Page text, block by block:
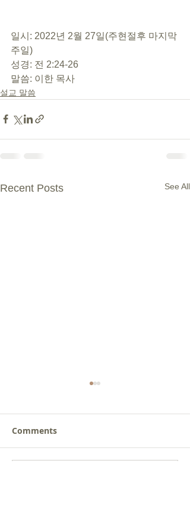
일시: 2022년 2월 27일(주현절후 마지막
주일)
성경: 전 2:24-26
말씀: 이한 목사
설교 말씀
Recent Posts See All
Comments